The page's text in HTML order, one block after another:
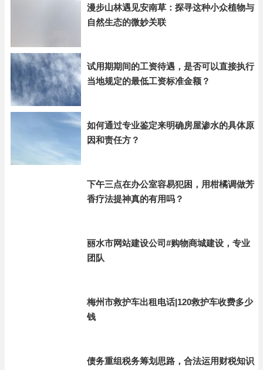
漫步山林遇见安南草：探寻这种小众植物与
自然生态的微妙关联
试用期期间的工资待遇，是否可以直接执行
当地规定的最低工资标准金额？
如何通过专业鉴定来明确房屋渗水的具体原
因和责任方？
下午三点在办公室容易犯困，用柑橘调做芳
香疗法提神真的有用吗？
丽水市网站建设公司#购物商城建设，专业
团队
梅州市救护车出租电话|120救护车收费多少
钱
债务重组税务筹划思路，合法运用财税知识